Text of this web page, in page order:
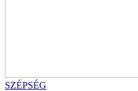
SZÉPSÉG